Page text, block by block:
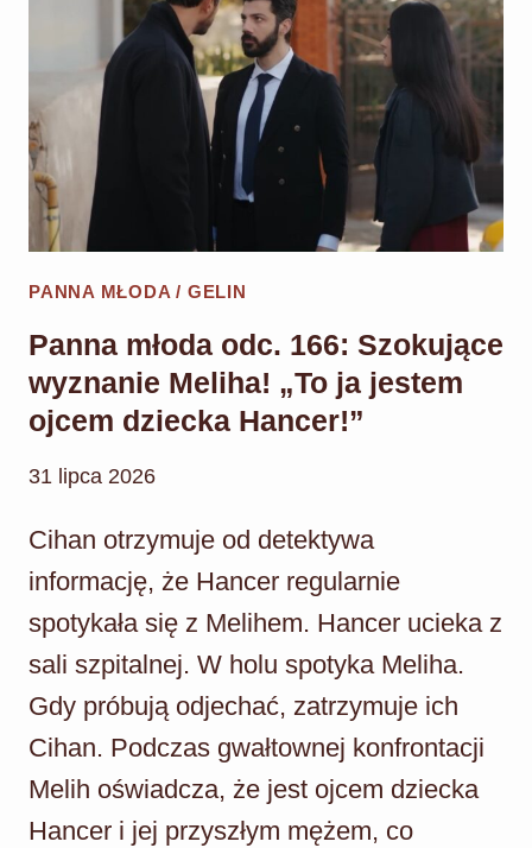
POYRAZA
I
NANY!
PANNA MŁODA / GELIN
Panna młoda odc. 166: Szokujące
wyznanie Meliha! „To ja jestem
ojcem dziecka Hancer!”
31 lipca 2026
Cihan otrzymuje od detektywa
informację, że Hancer regularnie
spotykała się z Melihem. Hancer ucieka z
sali szpitalnej. W holu spotyka Meliha.
Gdy próbują odjechać, zatrzymuje ich
Cihan. Podczas gwałtownej konfrontacji
Melih oświadcza, że jest ojcem dziecka
Hancer i jej przyszłym mężem, co